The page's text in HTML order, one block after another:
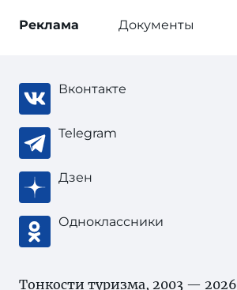
Реклама Документы
Вконтакте
Telegram
Дзен
Одноклассники
Тонкости туризма, 2003 — 2026